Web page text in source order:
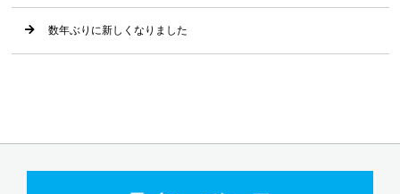
数年ぶりに新しくなりました